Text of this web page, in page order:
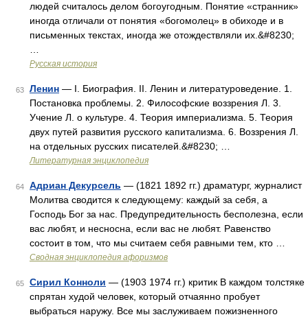
людей считалось делом богоугодным. Понятие «странник»
иногда отличали от понятия «богомолец» в обиходе и в
письменных текстах, иногда же отождествляли их.&#8230;
Русская история
63 Ленин — I. Биография. II. Ленин и литературоведение. 1.
Постановка проблемы. 2. Философские воззрения Л. 3.
Учение Л. о культуре. 4. Теория империализма. 5. Теория
двух путей развития русского капитализма. 6. Воззрения Л.
на отдельных русских писателей.&#8230; …
Литературная энциклопедия
64 Адриан Декурсель — (1821 1892 гг.) драматург, журналист
Молитва сводится к следующему: каждый за себя, а
Господь Бог за нас. Предупредительность бесполезна, если
вас любят, и несносна, если вас не любят. Равенство
состоит в том, что мы считаем себя равными тем, кто …
Сводная энциклопедия афоризмов
65 Сирил Конноли — (1903 1974 гг.) критик В каждом толстяке
спрятан худой человек, который отчаянно пробует
выбраться наружу. Все мы заслуживаем пожизненного